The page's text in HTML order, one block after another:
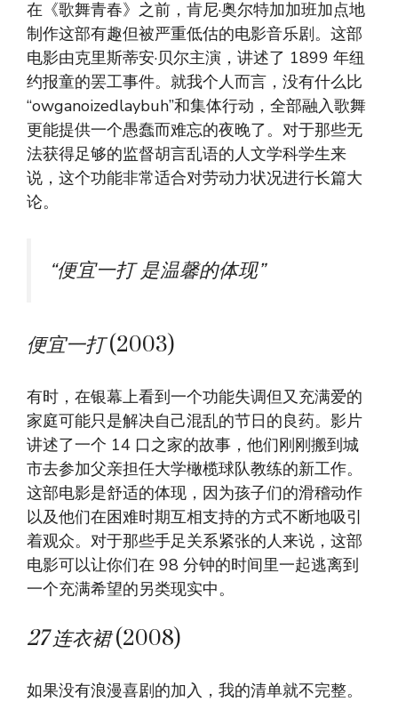
在《歌舞青春》之前，肯尼·奥尔特加加班加点地
制作这部有趣但被严重低估的电影音乐剧。这部
电影由克里斯蒂安·贝尔主演，讲述了 1899 年纽
约报童的罢工事件。就我个人而言，没有什么比
“owganoizedlaybuh”和集体行动，全部融入歌舞
更能提供一个愚蠢而难忘的夜晚了。对于那些无
法获得足够的监督胡言乱语的人文学科学生来
说，这个功能非常适合对劳动力状况进行长篇大
论。
“便宜一打是温馨的体现”
便宜一打(2003)
有时，在银幕上看到一个功能失调但又充满爱的
家庭可能只是解决自己混乱的节日的良药。影片
讲述了一个 14 口之家的故事，他们刚刚搬到城
市去参加父亲担任大学橄榄球队教练的新工作。
这部电影是舒适的体现，因为孩子们的滑稽动作
以及他们在困难时期互相支持的方式不断地吸引
着观众。对于那些手足关系紧张的人来说，这部
电影可以让你们在 98 分钟的时间里一起逃离到
一个充满希望的另类现实中。
27 连衣裙(2008)
如果没有浪漫喜剧的加入，我的清单就不完整。